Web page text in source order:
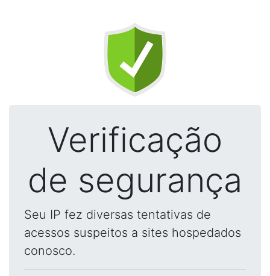
Verificação
de segurança
Seu IP fez diversas tentativas de
acessos suspeitos a sites hospedados
conosco.